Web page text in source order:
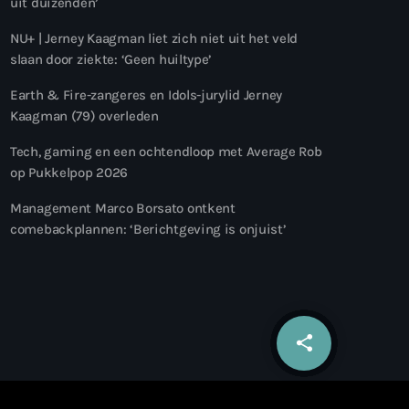
share
email
NU+ | Jerney Kaagman liet zich niet uit het veld
slaan door ziekte: ‘Geen huiltype’
Earth & Fire-zangeres en Idols-jurylid Jerney
Kaagman (79) overleden
Tech, gaming en een ochtendloop met Average Rob
op Pukkelpop 2026
Management Marco Borsato ontkent
comebackplannen: ‘Berichtgeving is onjuist’